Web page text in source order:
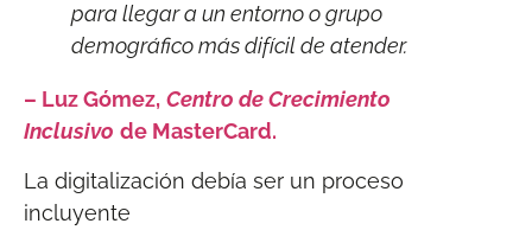
para llegar a un entorno o grupo
demográfico más difícil de atender.
– Luz Gómez, Centro de Crecimiento
Inclusivo de MasterCard.
La digitalización debía ser un proceso
incluyente